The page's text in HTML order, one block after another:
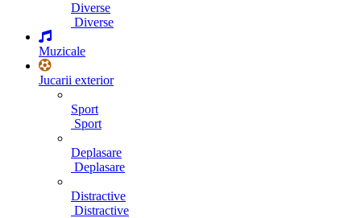
Diverse
Diverse
Muzicale
Jucarii exterior
Sport
Sport
Deplasare
Deplasare
Distractive
Distractive